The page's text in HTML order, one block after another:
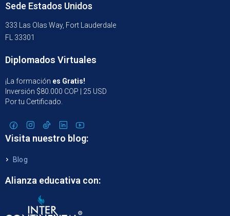
Sede Estados Unidos
333 Las Olas Way, Fort Lauderdale
FL 33301
Diplomados Virtuales
¡La formación es Gratis!
Inversión $80.000 COP | 25 USD
Por tu Certificado.
Visita nuestro blog:
Blog
Alianza educativa con: